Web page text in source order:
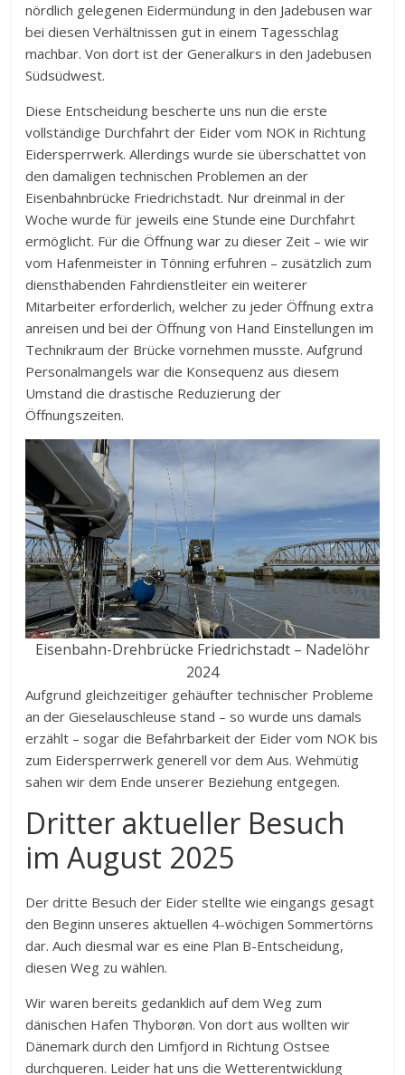
nördlich gelegenen Eidermündung in den Jadebusen war
bei diesen Verhältnissen gut in einem Tagesschlag
machbar. Von dort ist der Generalkurs in den Jadebusen
Südsüdwest.
Diese Entscheidung bescherte uns nun die erste
vollständige Durchfahrt der Eider vom NOK in Richtung
Eidersperrwerk. Allerdings wurde sie überschattet von
den damaligen technischen Problemen an der
Eisenbahnbrücke Friedrichstadt. Nur dreinmal in der
Woche wurde für jeweils eine Stunde eine Durchfahrt
ermöglicht. Für die Öffnung war zu dieser Zeit – wie wir
vom Hafenmeister in Tönning erfuhren – zusätzlich zum
diensthabenden Fahrdienstleiter ein weiterer
Mitarbeiter erforderlich, welcher zu jeder Öffnung extra
anreisen und bei der Öffnung von Hand Einstellungen im
Technikraum der Brücke vornehmen musste. Aufgrund
Personalmangels war die Konsequenz aus diesem
Umstand die drastische Reduzierung der
Öffnungszeiten.
Eisenbahn-Drehbrücke Friedrichstadt – Nadelöhr
2024
Aufgrund gleichzeitiger gehäufter technischer Probleme
an der Gieselauschleuse stand – so wurde uns damals
erzählt – sogar die Befahrbarkeit der Eider vom NOK bis
zum Eidersperrwerk generell vor dem Aus. Wehmütig
sahen wir dem Ende unserer Beziehung entgegen.
Dritter aktueller Besuch
im August 2025
Der dritte Besuch der Eider stellte wie eingangs gesagt
den Beginn unseres aktuellen 4-wöchigen Sommertörns
dar. Auch diesmal war es eine Plan B-Entscheidung,
diesen Weg zu wählen.
Wir waren bereits gedanklich auf dem Weg zum
dänischen Hafen Thyborøn. Von dort aus wollten wir
Dänemark durch den Limfjord in Richtung Ostsee
durchqueren. Leider hat uns die Wetterentwicklung